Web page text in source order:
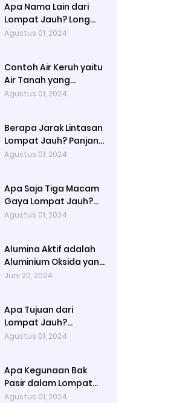
Apa Nama Lain dari
Lompat Jauh? Long
Jump
Agustus 01, 2024
Contoh Air Keruh yaitu
Air Tanah yang
Mengandung Pasir /
Agustus 01, 2024
Berapa Jarak Lintasan
Lompat Jauh? Panjang
40-45 meter, Lebar
Agustus 01, 2024
Apa Saja Tiga Macam
Gaya Lompat Jauh?
Hang Style, Stride
Agustus 01, 2024
Alumina Aktif adalah
Aluminium Oksida yang
Sangat Berpori untuk
Kapasitas
Adsorpsinya
Juni 20, 2024
Apa Tujuan dari
Lompat Jauh?
Mencapai Jarak
Lompat
Agustus 01, 2024
Apa Kegunaan Bak
Pasir dalam Lompat
Jauh? Area
Agustus 01, 2024